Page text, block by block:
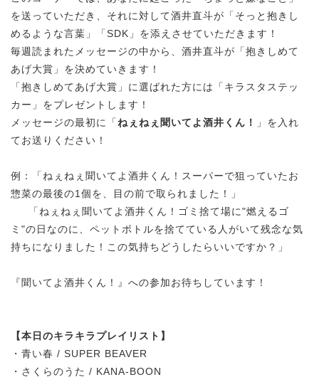
を送っていただき、それに対して酒井直斗が「そっと抱きし
めるような言葉」「SDK」を添えさせていただきます！
毎週読まれたメッセージの中から、酒井直斗が「抱きしめて
あげ大賞」を決めていきます！
「抱きしめてあげ大賞」に選ばれた方には「キラスタステッ
カー」をプレゼントします！
メッセージの最初に「ねぇねぇ聞いてよ酒井くん！
」を入れ
てお送りください！
例：「ねぇねぇ聞いてよ酒井くん！スーパーで狙っていたお
惣菜の最後の1個を、目の前で取られました！」
「ねぇねぇ聞いてよ酒井くん！ゴミ捨て場に"燃えるゴ
ミ"の日なのに、ペットボトルを捨てている人がいて残念な気
持ちになりました！この気持ちどうしたらいいですか？」
『聞いてよ酒井くん！』への参加お待ちしています！
【本日のキラキラプレイリスト】
・青い春 / SUPER BEAVER
・さくらのうた / KANA-BOON